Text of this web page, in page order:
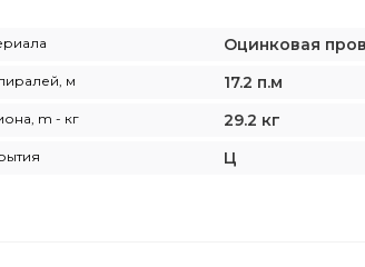
Оцинковая
м 17.2 п.м
m - кг 29.2 кг
Ц